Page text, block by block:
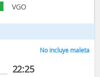
VGO
No incluye maleta
22:25